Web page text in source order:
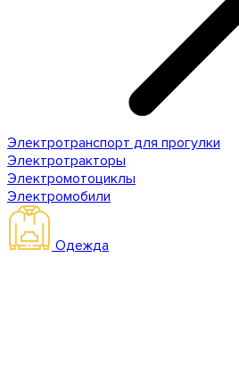
Электротранспорт для прогулки
Электротракторы
Электромотоциклы
Электромобили
Одежда